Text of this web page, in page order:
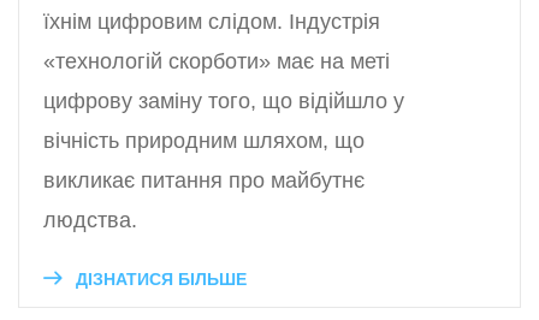
їхнім цифровим слідом. Індустрія
«технологій скорботи» має на меті
цифрову заміну того, що відійшло у
вічність природним шляхом, що
викликає питання про майбутнє
людства.
ДІЗНАТИСЯ БІЛЬШЕ